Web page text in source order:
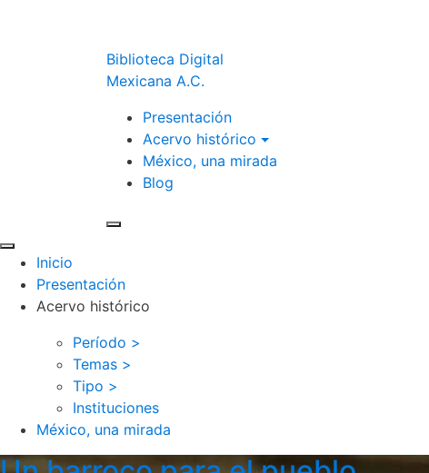
Biblioteca Digital
Mexicana A.C.
Presentación
Acervo histórico
México, una mirada
Blog
Inicio
Presentación
Acervo histórico
Período >
Temas >
Tipo >
Instituciones
México, una mirada